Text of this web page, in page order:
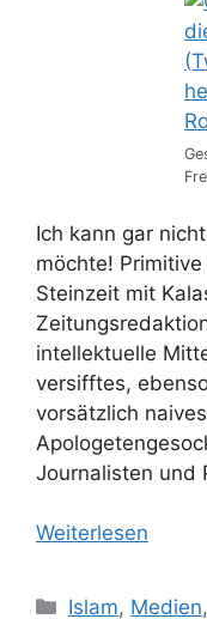
Ich kann gar
möchte!
Steinzeit mit
intellektuelle
versifftes,
vorsätzlich
Journalisten und
Weiterlesen
Kategorien
Islam, Medien,